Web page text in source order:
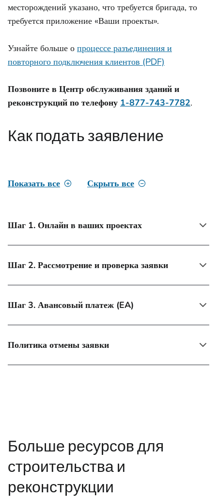
месторождений указано, что требуется бригада, то
требуется приложение «Ваши проекты».
Узнайте больше о процессе разъединения и
повторного подключения клиентов (PDF)
Позвоните в Центр обслуживания зданий и
реконструкций по телефону 1-877-743-7782.
Как подать заявление
Показать все Скрыть все
Шаг 1. Онлайн в ваших проектах
Шаг 2. Рассмотрение и проверка заявки
Шаг 3. Авансовый платеж (EA)
Политика отмены заявки
Больше ресурсов для
строительства и
реконструкции